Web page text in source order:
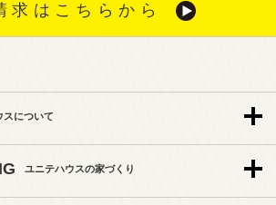
求はこちらから
スについて
ユニテハウスの家づくり